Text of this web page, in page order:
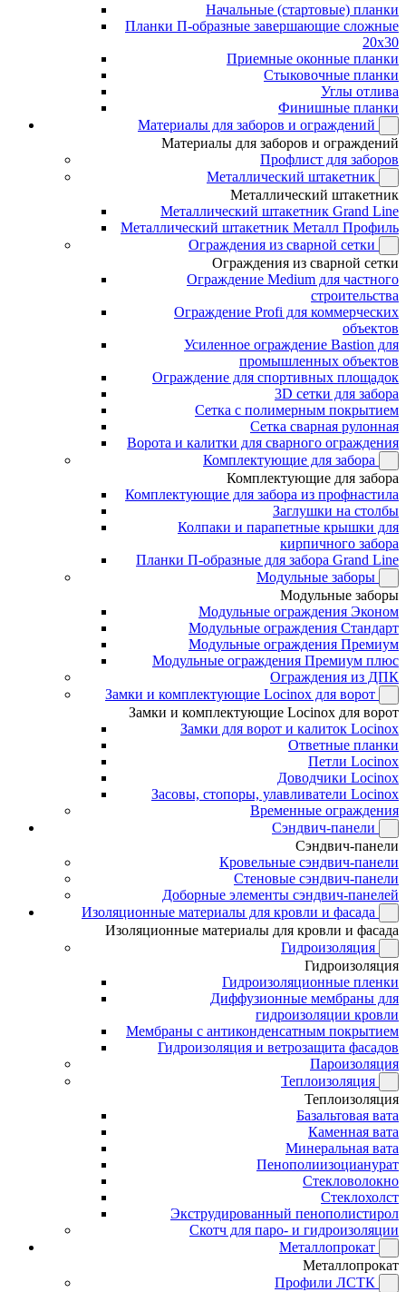
Начальные (стартовые) планки
Планки П-образные завершающие сложные
20x30
Приемные оконные планки
Стыковочные планки
Углы отлива
Финишные планки
Материалы для заборов и ограждений
Материалы для заборов и ограждений
Профлист для заборов
Металлический штакетник
Металлический штакетник
Металлический штакетник Grand Line
Металлический штакетник Металл Профиль
Ограждения из сварной сетки
Ограждения из сварной сетки
Ограждение Medium для частного
строительства
Ограждение Profi для коммерческих
объектов
Усиленное ограждение Bastion для
промышленных объектов
Ограждение для спортивных площадок
3D сетки для забора
Сетка с полимерным покрытием
Сетка сварная рулонная
Ворота и калитки для сварного ограждения
Комплектующие для забора
Комплектующие для забора
Комплектующие для забора из профнастила
Заглушки на столбы
Колпаки и парапетные крышки для
кирпичного забора
Планки П-образные для забора Grand Line
Модульные заборы
Модульные заборы
Модульные ограждения Эконом
Модульные ограждения Стандарт
Модульные ограждения Премиум
Модульные ограждения Премиум плюс
Ограждения из ДПК
Замки и комплектующие Locinox для ворот
Замки и комплектующие Locinox для ворот
Замки для ворот и калиток Locinox
Ответные планки
Петли Locinox
Доводчики Locinox
Засовы, стопоры, улавливатели Locinox
Временные ограждения
Сэндвич-панели
Сэндвич-панели
Кровельные сэндвич-панели
Стеновые сэндвич-панели
Доборные элементы сэндвич-панелей
Изоляционные материалы для кровли и фасада
Изоляционные материалы для кровли и фасада
Гидроизоляция
Гидроизоляция
Гидроизоляционные пленки
Диффузионные мембраны для
гидроизоляции кровли
Мембраны с антиконденсатным покрытием
Гидроизоляция и ветрозащита фасадов
Пароизоляция
Теплоизоляция
Теплоизоляция
Базальтовая вата
Каменная вата
Минеральная вата
Пенополиизоцианурат
Стекловолокно
Стеклохолст
Экструдированный пенополистирол
Скотч для паро- и гидроизоляции
Металлопрокат
Металлопрокат
Профили ЛСТК